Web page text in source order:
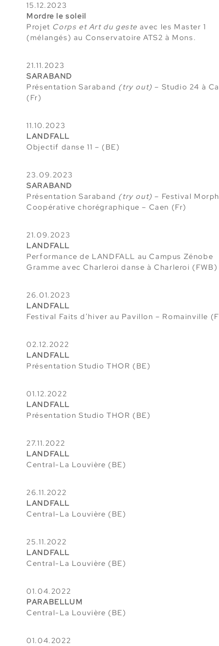
15.12.2023
Mordre le soleil
Projet Corps et Art du geste avec les Master 1
(mélangés) au Conservatoire ATS2 à Mons.
21.11.2023
SARABAND
Présentation Saraband (try out) – Studio 24 à
(Fr)
11.10.2023
LANDFALL
Objectif danse 11 – (BE)
23.09.2023
SARABAND
Présentation Saraband (try out) – Festival
Coopérative chorégraphique – Caen (Fr)
21.09.2023
LANDFALL
Performance de LANDFALL au Campus Zénobe
Gramme avec Charleroi danse à Charleroi (FWB)
26.01.2023
LANDFALL
Festival Faits d’hiver au Pavillon – Romainville
02.12.2022
LANDFALL
Présentation Studio THOR (BE)
01.12.2022
LANDFALL
Présentation Studio THOR (BE)
27.11.2022
LANDFALL
Central-La Louvière (BE)
26.11.2022
LANDFALL
Central-La Louvière (BE)
25.11.2022
LANDFALL
Central-La Louvière (BE)
01.04.2022
PARABELLUM
Central-La Louvière (BE)
01.04.2022